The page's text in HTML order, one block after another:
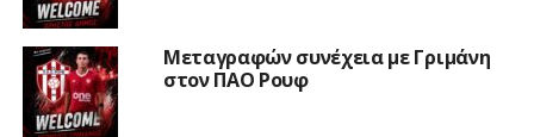
Μεταγραφών συνέχεια με Γριμάνη
στον ΠΑΟ Ρουφ